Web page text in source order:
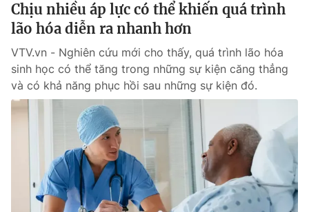
Chịu nhiều áp lực có thể khiến quá trình
lão hóa diễn ra nhanh hơn
VTV.vn - Nghiên cứu mới cho thấy, quá trình lão hóa
sinh học có thể tăng trong những sự kiện căng thẳng
và có khả năng phục hồi sau những sự kiện đó.